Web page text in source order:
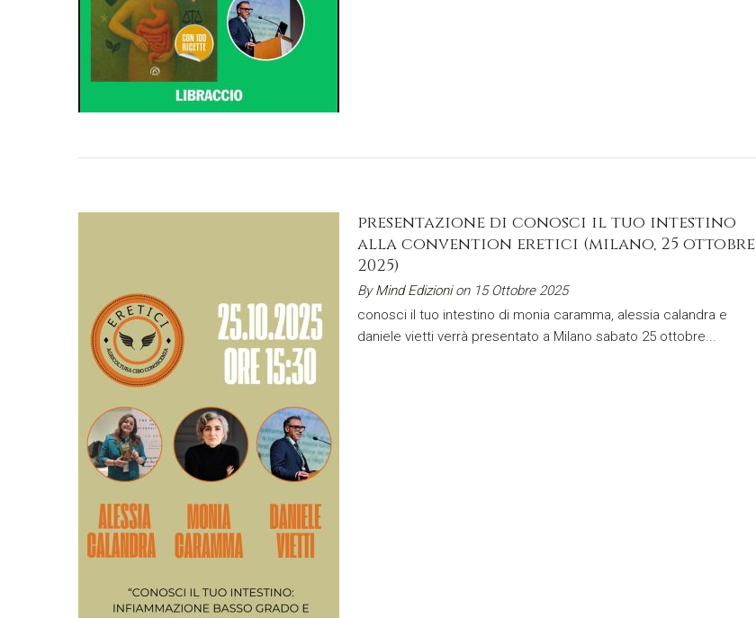
presentazione di conosci il tuo intestino
alla convention eretici (milano, 25 ottobre
2025)
ByMind Edizionion 15 Ottobre 2025
conosci il tuo intestino di monia caramma, alessia calandra e
daniele vietti verrà presentato a Milano sabato 25 ottobre...